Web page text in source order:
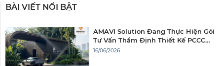
BÀI VIẾT NỔI BẬT
AMAVI Solution Đang Thực Hiện Gói
Tư Vấn Thẩm Định Thiết Kế PCCC
Tại Dự Án Palm City
16/06/2026